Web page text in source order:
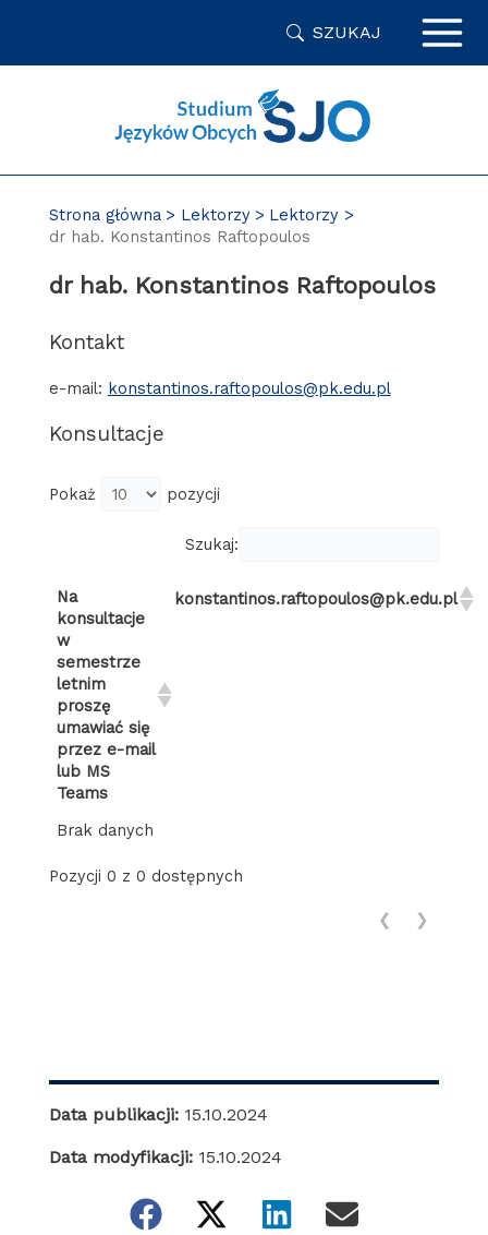
SZUKAJ
Strona główna Lektorzy
Lektorzy
dr hab. Konstantinos Raftopoulos
dr hab. Konstantinos Raftopoulos
Kontakt
e-mail: konstantinos.raftopoulos@pk.edu.pl
Konsultacje
Pokaż pozycji
Szukaj:
Na
konsultacje
w
semestrze
letnim
proszę
umawiać się
przez e-mail
lub MS
Teams
konstantinos.raftopoulos@pk.edu.pl
Brak danych
Pozycji 0 z 0 dostępnych
❮ ❯
Data publikacji: 15.10.2024
Data modyfikacji: 15.10.2024